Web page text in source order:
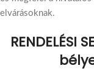
elvárásoknak.
RENDELÉSI